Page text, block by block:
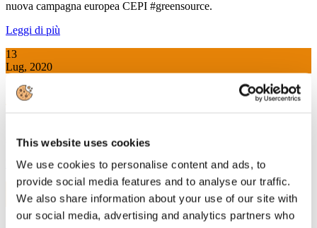
This website uses cookies
We use cookies to personalise content and ads, to
provide social media features and to analyse our traffic.
We also share information about your use of our site with
our social media, advertising and analytics partners who
nuova campagna europea CEPI #greensource.
Leggi di più
13
Lug, 2020
Il Green New Deal dell'Industria cartaria
settore cartario italiano ha già presentato un proprio Decalogo.
Leggi di più
Lug, 2020